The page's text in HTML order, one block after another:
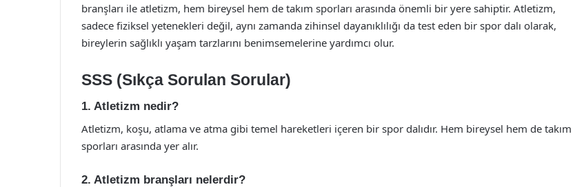
branşları ile atletizm, hem bireysel hem de takım sporları arasında önemli bir yere sahiptir. Atletizm,
sadece fiziksel yetenekleri değil, aynı zamanda zihinsel dayanıklılığı da test eden bir spor dalı olarak,
bireylerin sağlıklı yaşam tarzlarını benimsemelerine yardımcı olur.
SSS (Sıkça Sorulan Sorular)
1. Atletizm nedir?
Atletizm, koşu, atlama ve atma gibi temel hareketleri içeren bir spor dalıdır. Hem bireysel hem de takım
sporları arasında yer alır.
2. Atletizm branşları nelerdir?